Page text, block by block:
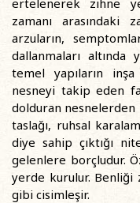
zamanı arasındaki
arzuların,
dallanmaları
temel yapıların inşa
nesneyi takip eden
dolduran
taslağı, ruhsal
diye sahip çıktığı
gelenlere borçludur.
yerde kurulur. Benliği
gibi cisimleşir.